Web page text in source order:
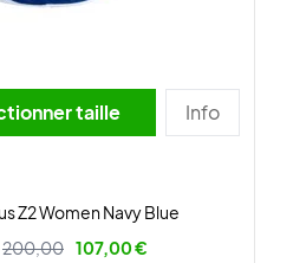
Sélectionner taille Info
Z2 Women Navy Blue
200,00 107,00 €